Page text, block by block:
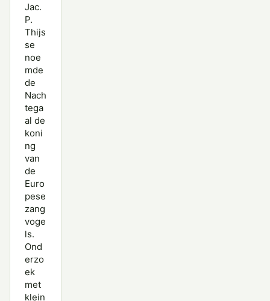
Jac.
P.
Thijs
se
noe
mde
de
Nach
tega
al de
koni
ng
van
de
Euro
pese
zang
voge
ls.
Ond
erzo
ek
met
klein